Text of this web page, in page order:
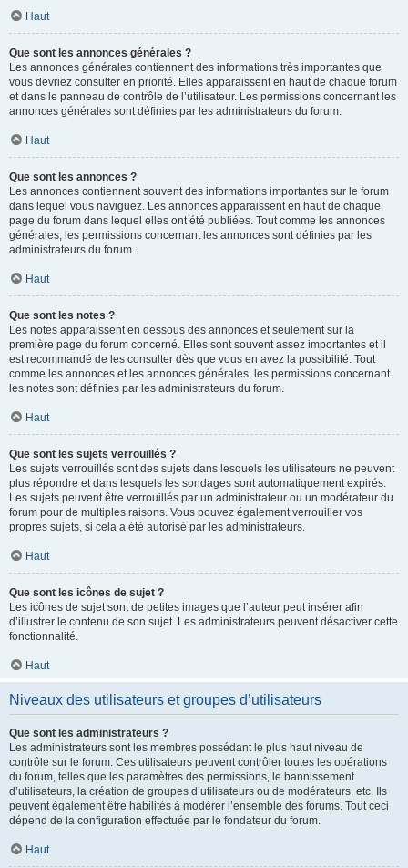
Haut
Que sont les annonces générales ?
Les annonces générales contiennent des informations très importantes que
vous devriez consulter en priorité. Elles apparaissent en haut de chaque forum
et dans le panneau de contrôle de l’utilisateur. Les permissions concernant les
annonces générales sont définies par les administrateurs du forum.
Haut
Que sont les annonces ?
Les annonces contiennent souvent des informations importantes sur le forum
dans lequel vous naviguez. Les annonces apparaissent en haut de chaque
page du forum dans lequel elles ont été publiées. Tout comme les annonces
générales, les permissions concernant les annonces sont définies par les
administrateurs du forum.
Haut
Que sont les notes ?
Les notes apparaissent en dessous des annonces et seulement sur la
première page du forum concerné. Elles sont souvent assez importantes et il
est recommandé de les consulter dès que vous en avez la possibilité. Tout
comme les annonces et les annonces générales, les permissions concernant
les notes sont définies par les administrateurs du forum.
Haut
Que sont les sujets verrouillés ?
Les sujets verrouillés sont des sujets dans lesquels les utilisateurs ne peuvent
plus répondre et dans lesquels les sondages sont automatiquement expirés.
Les sujets peuvent être verrouillés par un administrateur ou un modérateur du
forum pour de multiples raisons. Vous pouvez également verrouiller vos
propres sujets, si cela a été autorisé par les administrateurs.
Haut
Que sont les icônes de sujet ?
Les icônes de sujet sont de petites images que l’auteur peut insérer afin
d’illustrer le contenu de son sujet. Les administrateurs peuvent désactiver cette
fonctionnalité.
Haut
Niveaux des utilisateurs et groupes d’utilisateurs
Que sont les administrateurs ?
Les administrateurs sont les membres possédant le plus haut niveau de
contrôle sur le forum. Ces utilisateurs peuvent contrôler toutes les opérations
du forum, telles que les paramètres des permissions, le bannissement
d’utilisateurs, la création de groupes d’utilisateurs ou de modérateurs, etc. Ils
peuvent également être habilités à modérer l’ensemble des forums. Tout ceci
dépend de la configuration effectuée par le fondateur du forum.
Haut